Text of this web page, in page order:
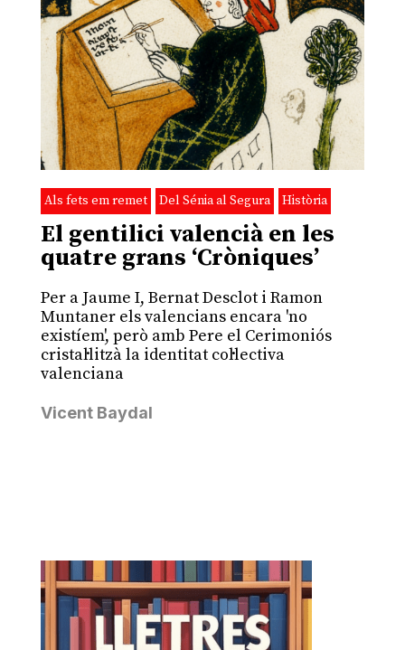
Als fets em remet Del Sénia al Segura Història
El gentilici valencià en les
quatre grans ‘Cròniques’
Per a Jaume I, Bernat Desclot i Ramon
Muntaner els valencians encara 'no
existíem', però amb Pere el Cerimoniós
cristal·litzà la identitat col·lectiva
valenciana
Vicent Baydal